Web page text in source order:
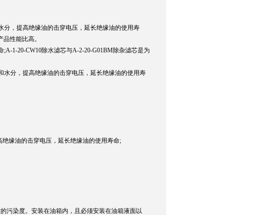
分，提高绝缘油的击穿电压，延长绝缘油的使用寿
性能比高。
1-20-CW10除水滤芯与A-2-20-G01BM除杂滤芯是为
分，提高绝缘油的击穿电压，延长绝缘油的使用寿
缘油的击穿电压，延长绝缘油的使用寿命;
污染度。安装在油箱内，且必须安装在油箱液面以